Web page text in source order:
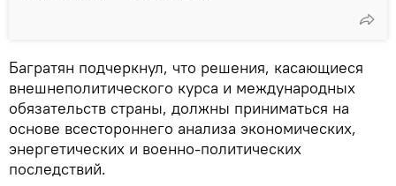
Багратян подчеркнул, что решения, касающиеся
внешнеполитического курса и международных
обязательств страны, должны приниматься на
основе всестороннего анализа экономических,
энергетических и военно-политических
последствий.